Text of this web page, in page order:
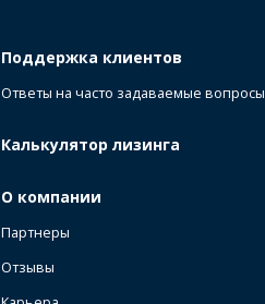
Поддержка клиентов
Ответы на часто задаваемые вопросы
Калькулятор лизинга
О компании
Партнеры
Отзывы